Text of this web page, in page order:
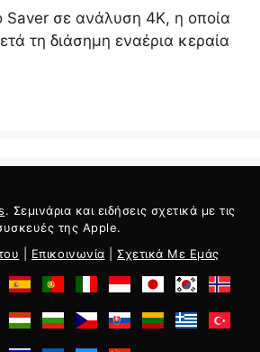
Saver σε ανάλυση 4K, η οποία
τη διάσημη εναέρια κεραία
. Σεμινάρια και ειδήσεις σχετικά με τις
της Apple.
Επικοινωνία |Σχετικά Με Εμάς